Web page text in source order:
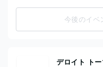
今後のイベ
デロイト ト